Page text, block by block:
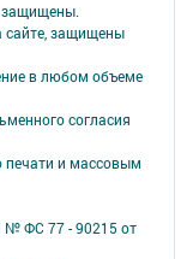
защищены.
защищены
в любом объеме
согласия
печати и массовым
№ ФС 77 - 90215 от